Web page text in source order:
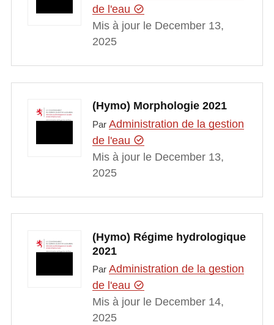
de l'eau
Mis à jour le December 13,
2025
(Hymo) Morphologie 2021
Par Administration de la gestion
de l'eau
Mis à jour le December 13,
2025
(Hymo) Régime hydrologique
2021
Par Administration de la gestion
de l'eau
Mis à jour le December 14,
2025